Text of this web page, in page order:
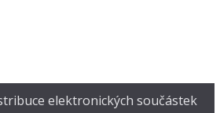
elektronických součástek